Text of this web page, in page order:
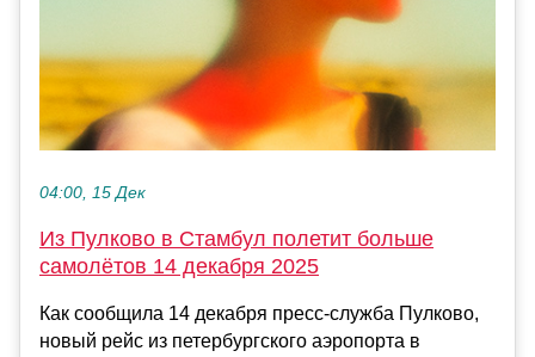
04:00, 15 Дек
Из Пулково в Стамбул полетит больше
самолётов 14 декабря 2025
Как сообщила 14 декабря пресс-служба Пулково,
новый рейс из петербургского аэропорта в